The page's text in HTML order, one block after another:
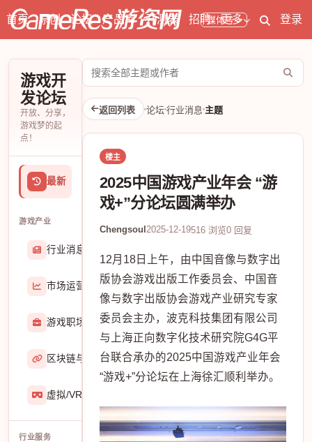
媒体号
首页 原创 论坛 产品库 开测表 招聘 更多 登录
游戏开
发论坛
开放、分享，
游戏梦的起
点！
最新
游戏产业
行业消息
市场运营 8407
游戏职场 2929
区块链与游戏467
虚拟/VR/AR
行业服务
搜
索
论
坛
返回列表 论坛 行业消息 主题
楼主
2025中国游戏产业年会 “游
戏+”分论坛圆满举办
Chengsoul 2025-12-19516 浏览0 回复
12月18日上午，由中国音像与数字出
版协会游戏出版工作委员会、中国音
像与数字出版协会游戏产业研究专家
委员会主办，波克科技集团有限公司
与上海正向数字化技术研究院G4G平
台联合承办的2025中国游戏产业年会
“游戏+”分论坛在上海徐汇顺利举办。